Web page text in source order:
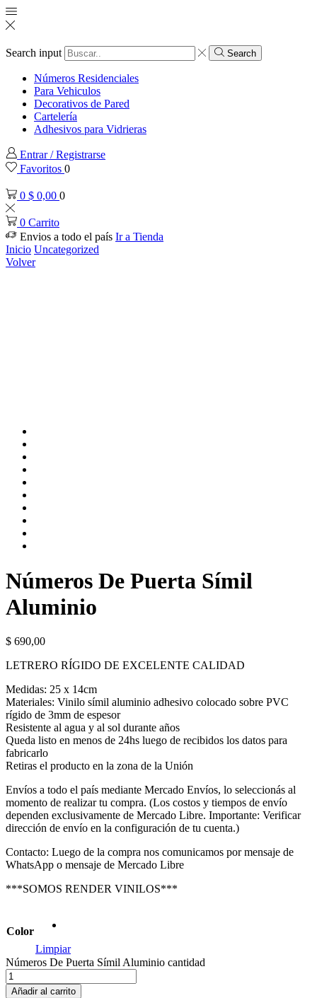
Search input Search
Números Residenciales
Para Vehiculos
Decorativos de Pared
Cartelería
Adhesivos para Vidrieras
Entrar / Registrarse
Favoritos 0
0 $ 0,00 0
0 Carrito
Envios a todo el país Ir a Tienda
Inicio Uncategorized
Volver
Números De Puerta Símil
Aluminio
$ 690,00
LETRERO RÍGIDO DE EXCELENTE CALIDAD
Medidas: 25 x 14cm
Materiales: Vinilo símil aluminio adhesivo colocado sobre PVC
rígido de 3mm de espesor
Resistente al agua y al sol durante años
Queda listo en menos de 24hs luego de recibidos los datos para
fabricarlo
Retiras el producto en la zona de la Unión
Envíos a todo el país mediante Mercado Envíos, lo seleccionás al
momento de realizar tu compra. (Los costos y tiempos de envío
dependen exclusivamente de Mercado Libre. Importante: Verificar
dirección de envío en la configuración de tu cuenta.)
Contacto: Luego de la compra nos comunicamos por mensaje de
WhatsApp o mensaje de Mercado Libre
***SOMOS RENDER VINILOS***
Color
Limpiar
Números De Puerta Símil Aluminio cantidad
Añadir al carrito